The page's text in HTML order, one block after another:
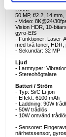
50 MP, f/2.5, 120
zoom
50 MP, f/2.2, 14 mm,
- Video: 8K@24/
Vision HDR, 10-
gyro-EIS
- Funktioner: Laser-
med två toner, HDR,
- Sekundär: 32 MP
Ljud
- Larmtyper:
- Stereohögtalare
Batteri / Ström
- Typ: Si/C Li-jon
- Effekt: 6100 mAh
- Laddning: 90W
- 50W trådlös
- 10W omvänd
- Sensorer:
närhetssensor,